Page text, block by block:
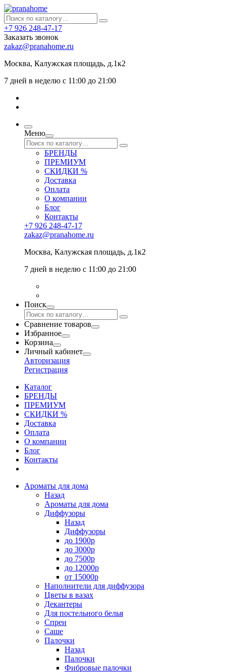
+7 926 248-47-17
Заказать звонок
zakaz@pranahome.ru
Москва, Калужская площадь, д.1к2
7 дней в неделю с 11:00 до 21:00
Меню
БРЕНДЫ
ПРЕМИУМ
СКИДКИ %
Доставка
Оплата
О компании
Блог
Контакты
+7 926 248-47-17
zakaz@pranahome.ru
Москва, Калужская площадь, д.1к2
7 дней в неделю с 11:00 до 21:00
Поиск
Сравнение товаров
Избранное
Корзина
Личный кабинет
Авторизация
Регистрация
Каталог
БРЕНДЫ
ПРЕМИУМ
СКИДКИ %
Доставка
Оплата
О компании
Блог
Контакты
Ароматы для дома
Назад
Ароматы для дома
Диффузоры
Назад
Диффузоры
до 1900р
до 3000р
до 7500р
до 12000р
от 15000р
Наполнители для диффузора
Цветы в вазах
Декантеры
Для постельного белья
Спреи
Саше
Палочки
Назад
Палочки
Фибровые палочки